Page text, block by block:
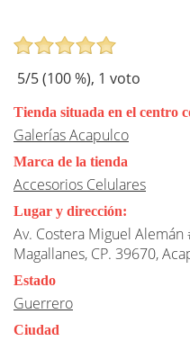
5/5 (100%), 1 voto
Tienda situada en el centro
Galerías Acapulco
Marca de la tienda
Accesorios Celulares
Lugar y dirección:
Av. Costera Miguel
Magallanes, CP. 39670,
Estado
Guerrero
Ciudad